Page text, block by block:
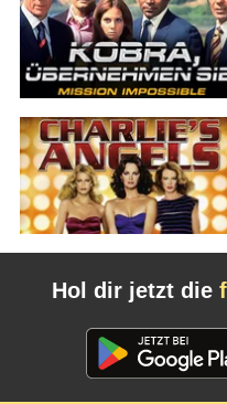
Hol dir jetzt die